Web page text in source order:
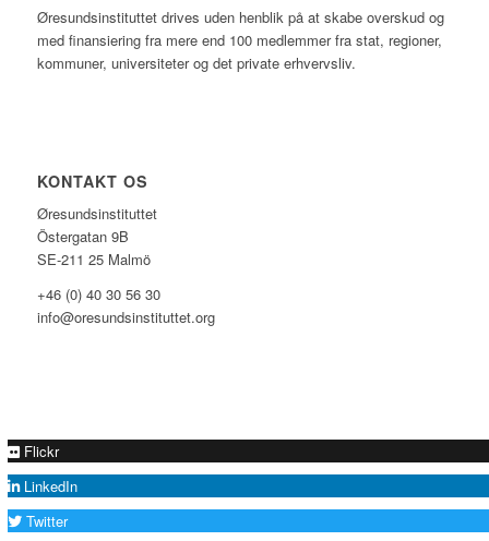
Øresundsinstituttet drives uden henblik på at skabe overskud og
med finansiering fra mere end 100 medlemmer fra stat, regioner,
kommuner, universiteter og det private erhvervsliv.
KONTAKT OS
Øresundsinstituttet
Östergatan 9B
SE-211 25 Malmö
+46 (0) 40 30 56 30
info@oresundsinstituttet.org
Flickr
LinkedIn
Twitter